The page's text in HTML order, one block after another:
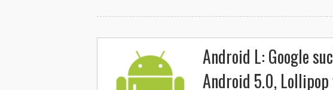
Android L: Google
Android 5.0,